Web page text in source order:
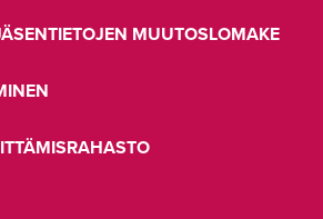
MUUTOSLOMAKE